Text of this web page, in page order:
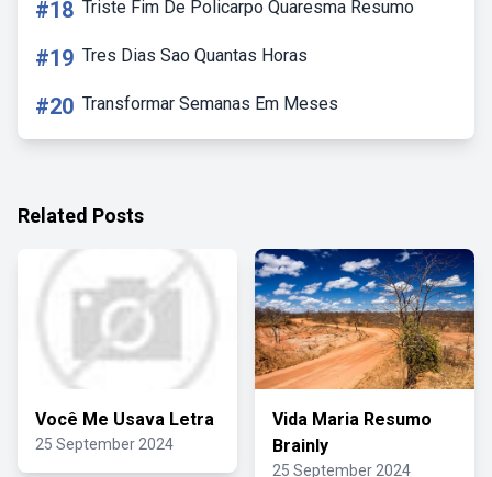
#18 Triste Fim De Policarpo Quaresma Resumo
#19 Tres Dias Sao Quantas Horas
#20 Transformar Semanas Em Meses
Related Posts
Você Me Usava Letra
25 September 2024
Vida Maria Resumo
Brainly
25 September 2024